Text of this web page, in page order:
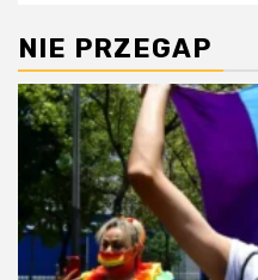
NIE PRZEGAP